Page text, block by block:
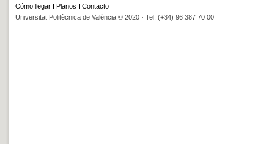
Cómo llegar I Planos I Contacto
Universitat Politècnica de València © 2020 · Tel. (+34) 96 387 70 00